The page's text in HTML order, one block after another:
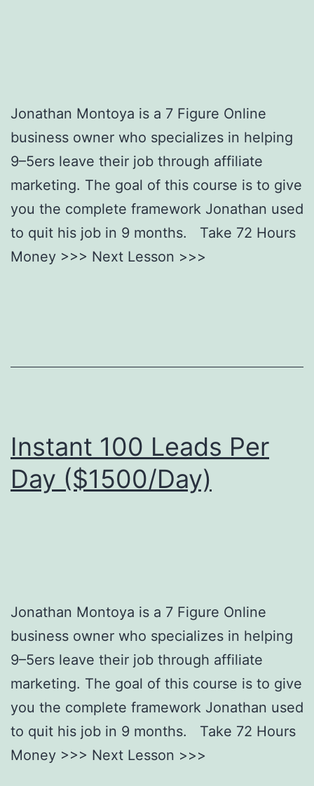
Jonathan Montoya is a 7 Figure Online
business owner who specializes in helping
9–5ers leave their job through affiliate
marketing. The goal of this course is to give
you the complete framework Jonathan used
to quit his job in 9 months. Take 72 Hours
Money >>> Next Lesson >>>
Instant 100 Leads Per
Day ($1500/Day)
Jonathan Montoya is a 7 Figure Online
business owner who specializes in helping
9–5ers leave their job through affiliate
marketing. The goal of this course is to give
you the complete framework Jonathan used
to quit his job in 9 months. Take 72 Hours
Money >>> Next Lesson >>>